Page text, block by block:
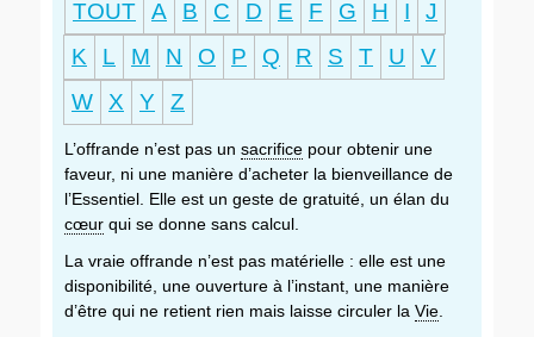
TOUT A B C D E F G H I
J
K
L M N O P Q R S T U
V
W
X Y Z
L’offrande n’est pas un sacrifice pour obtenir une
faveur, ni une manière d’acheter la bienveillance de
l’Essentiel. Elle est un geste de gratuité, un élan du
cœur qui se donne sans calcul.
La vraie offrande n’est pas matérielle : elle est une
disponibilité, une ouverture à l’instant, une manière
d’être qui ne retient rien mais laisse circuler la Vie